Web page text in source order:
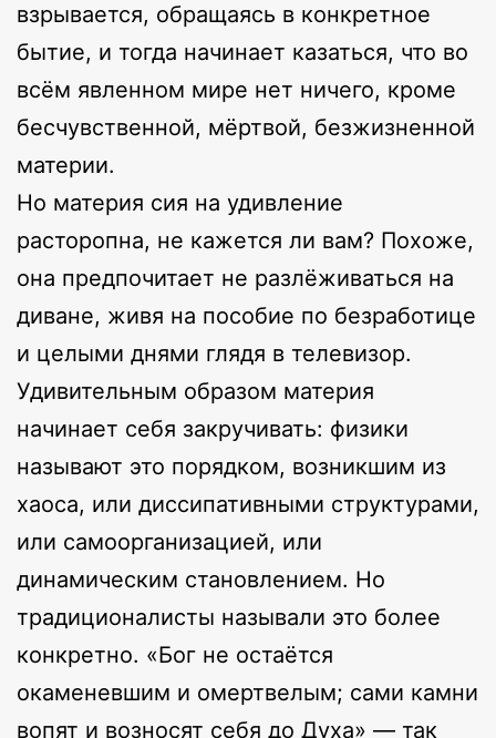
взрывается, обращаясь в конкретное
бытие, и тогда начинает казаться, что во
всём явленном мире нет ничего, кроме
бесчувственной, мёртвой, безжизненной
материи.
Но материя сия на удивление
расторопна, не кажется ли вам? Похоже,
она предпочитает не разлёживаться на
диване, живя на пособие по безработице
и целыми днями глядя в телевизор.
Удивительным образом материя
начинает себя закручивать: физики
называют это порядком, возникшим из
хаоса, или диссипативными структурами,
или самоорганизацией, или
динамическим становлением. Но
традиционалисты называли это более
конкретно. «Бог не остаётся
окаменевшим и омертвелым; сами камни
вопят и возносят себя до Духа» — так